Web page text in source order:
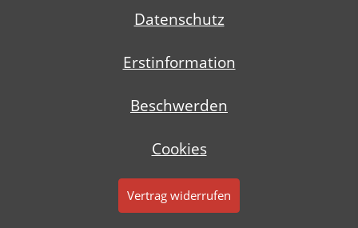
Datenschutz
Erstinformation
Beschwerden
Cookies
Vertrag widerrufen